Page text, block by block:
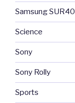
Samsung SUR40
Science
Sony
Sony Rolly
Sports